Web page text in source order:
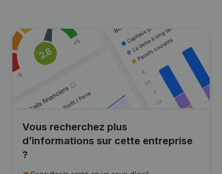
Vous recherchez plus
d’informations sur cette entreprise
?